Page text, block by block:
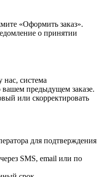
«Оформить заказ».
о принятии
система
вашем предыдущем заказе.
или скорректировать
для подтверждения
SMS, email или по